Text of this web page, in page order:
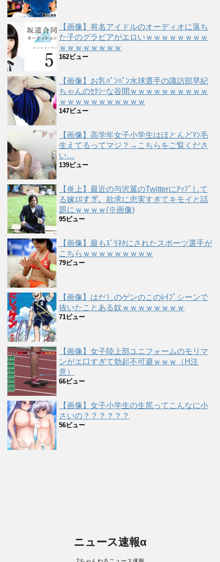
【画像】有名アイドルのオーディオに落ち
た子のグラビアがエロいｗｗｗｗｗｗｗｗ
ｗｗｗｗｗｗｗｗ
162ビュー
【画像】お乳ﾊﾟﾝﾊﾟﾝ水球選手の諏訪部早紀
ちゃんのｾｸｼｰな谷間ｗｗｗｗｗｗｗｗｗｗ
ｗｗｗｗｗｗｗｗｗｗｗ
147ビュー
【画像】高学年女子小学生はほとんどﾏﾝ毛
生えてるってマジ？→こちらをご覧くださ
い…
139ビュー
【炎上】最近の与沢翼のTwitterにｱｯﾌﾟして
る嫁ｴﾛすぎ、欲求に忠実すぎてキモイと話
題にｗｗｗｗ(※画像)
95ビュー
【画像】最もｽﾞﾘﾈﾀにされたスポーツ選手が
こちらｗｗｗｗｗｗｗｗｗ
79ビュー
【画像】はだしのゲンのこのﾚｲﾌﾟシーンで
抜いたことある奴ｗｗｗｗｗｗｗｗ
71ビュー
【画像】女子陸上部ユニフォームのモリマ
ンがエ口すぎて勃起不可避ｗｗｗ（H注
意）
66ビュー
【画像】女子小学生の生尻ってこんなに小
さいの？？？？？？
56ビュー
ニュース速報α